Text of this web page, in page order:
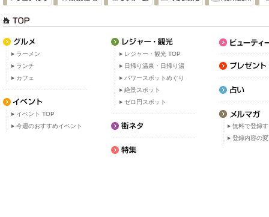
ラーメン
ランチ
カフェ
イベント TOP
今週のおすすめイベント
レジャー・観光 TOP
日帰り温泉・日帰り湯
パワースポットめぐり
絶景スポット
ゼロ円スポット
無料で登録
登録内容の